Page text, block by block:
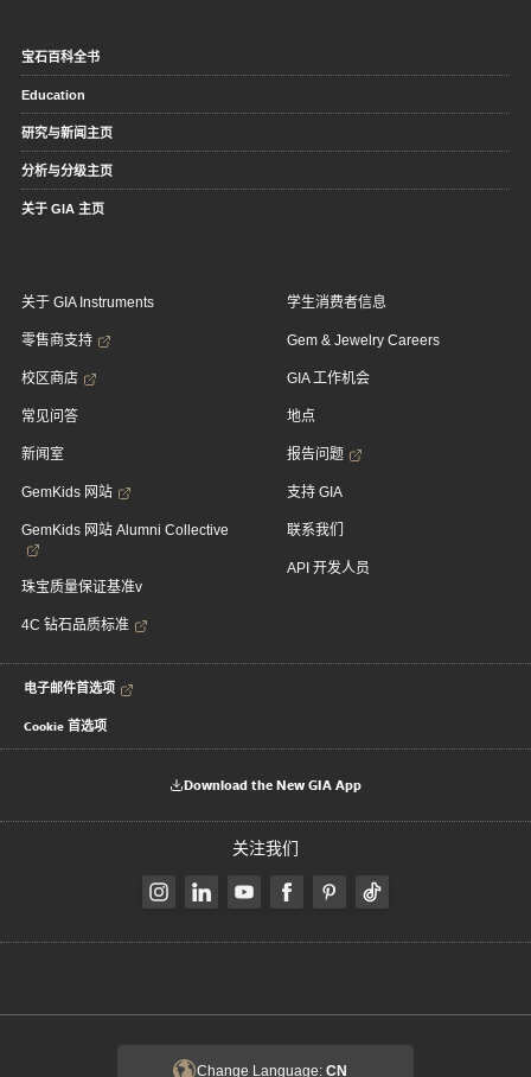
宝石百科全书
Education
研究与新闻主页
分析与分级主页
关于 GIA 主页
关于 GIA Instruments
零售商支持
校区商店
常见问答
新闻室
GemKids 网站
GemKids 网站 Alumni Collective
珠宝质量保证基准v
4C 钻石品质标准
学生消费者信息
Gem & Jewelry Careers
GIA 工作机会
地点
报告问题
支持 GIA
联系我们
API 开发人员
电子邮件首选项
Cookie 首选项
Download the New GIA App
关注我们
Change Language: CN